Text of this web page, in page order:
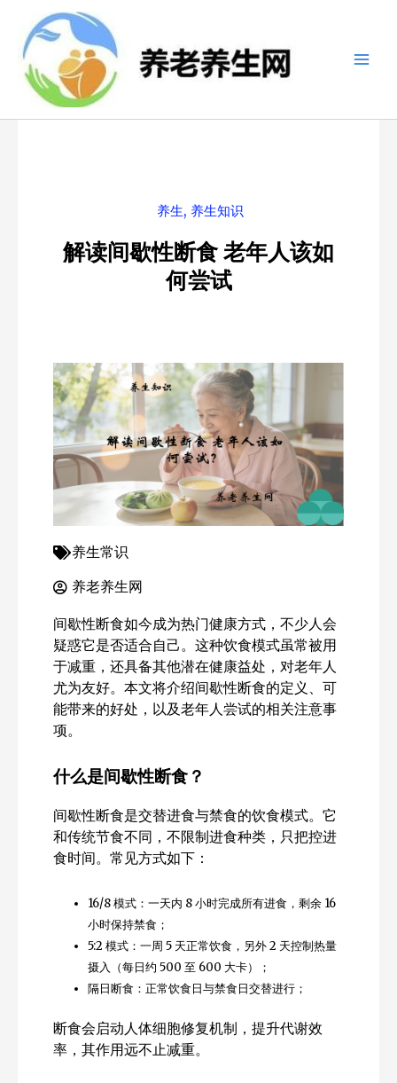
养生, 养生知识
解读间歇性断食 老年人该如
何尝试
养生常识
养老养生网
间歇性断食如今成为热门健康方式，不少人会
疑惑它是否适合自己。这种饮食模式虽常被用
于减重，还具备其他潜在健康益处，对老年人
尤为友好。本文将介绍间歇性断食的定义、可
能带来的好处，以及老年人尝试的相关注意事
项。
什么是间歇性断食？
间歇性断食是交替进食与禁食的饮食模式。它
和传统节食不同，不限制进食种类，只把控进
食时间。常见方式如下：
16/8 模式：一天内 8 小时完成所有进食，剩余 16
小时保持禁食；
5:2 模式：一周 5 天正常饮食，另外 2 天控制热量
摄入（每日约 500 至 600 大卡）；
隔日断食：正常饮食日与禁食日交替进行；
断食会启动人体细胞修复机制，提升代谢效
率，其作用远不止减重。